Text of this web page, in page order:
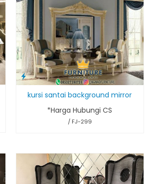
kursi santai background mirror
*Harga Hubungi CS
/ FJ-299